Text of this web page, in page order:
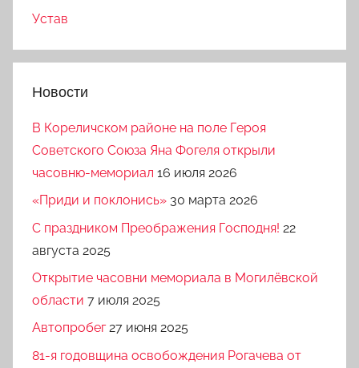
Устав
Новости
В Кореличском районе на поле Героя
Советского Союза Яна Фогеля открыли
часовню-мемориал 16 июля 2026
«Приди и поклонись» 30 марта 2026
C праздником Преображения Господня! 22
августа 2025
Открытие часовни мемориала в Могилёвской
области 7 июля 2025
Автопробег 27 июня 2025
81-я годовщина освобождения Рогачева от